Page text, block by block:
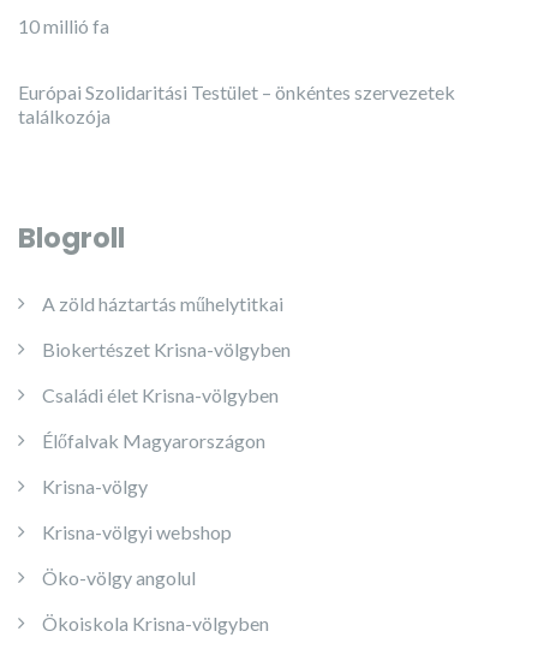
10 millió fa
Európai Szolidaritási Testület – önkéntes szervezetek
találkozója
Blogroll
A zöld háztartás műhelytitkai
Biokertészet Krisna-völgyben
Családi élet Krisna-völgyben
Élőfalvak Magyarországon
Krisna-völgy
Krisna-völgyi webshop
Öko-völgy angolul
Ökoiskola Krisna-völgyben